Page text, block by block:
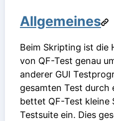
Allgemeines
Beim Skripting ist die
von QF-Test genau
anderer GUI
gesamten Test durch
bettet QF-Test kleine
Testsuite ein. Dies